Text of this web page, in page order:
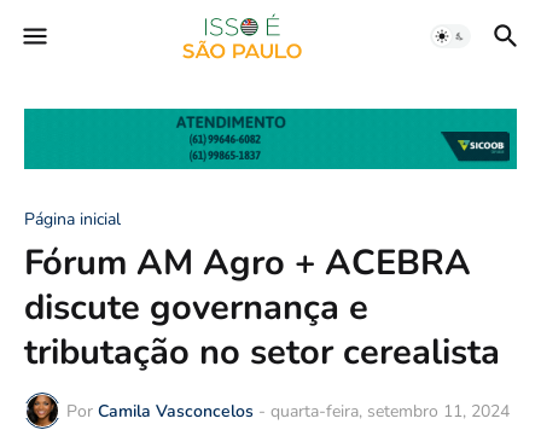
Página inicial
Fórum AM Agro + ACEBRA
discute governança e
tributação no setor cerealista
Por Camila Vasconcelos - quarta-feira, setembro 11, 2024